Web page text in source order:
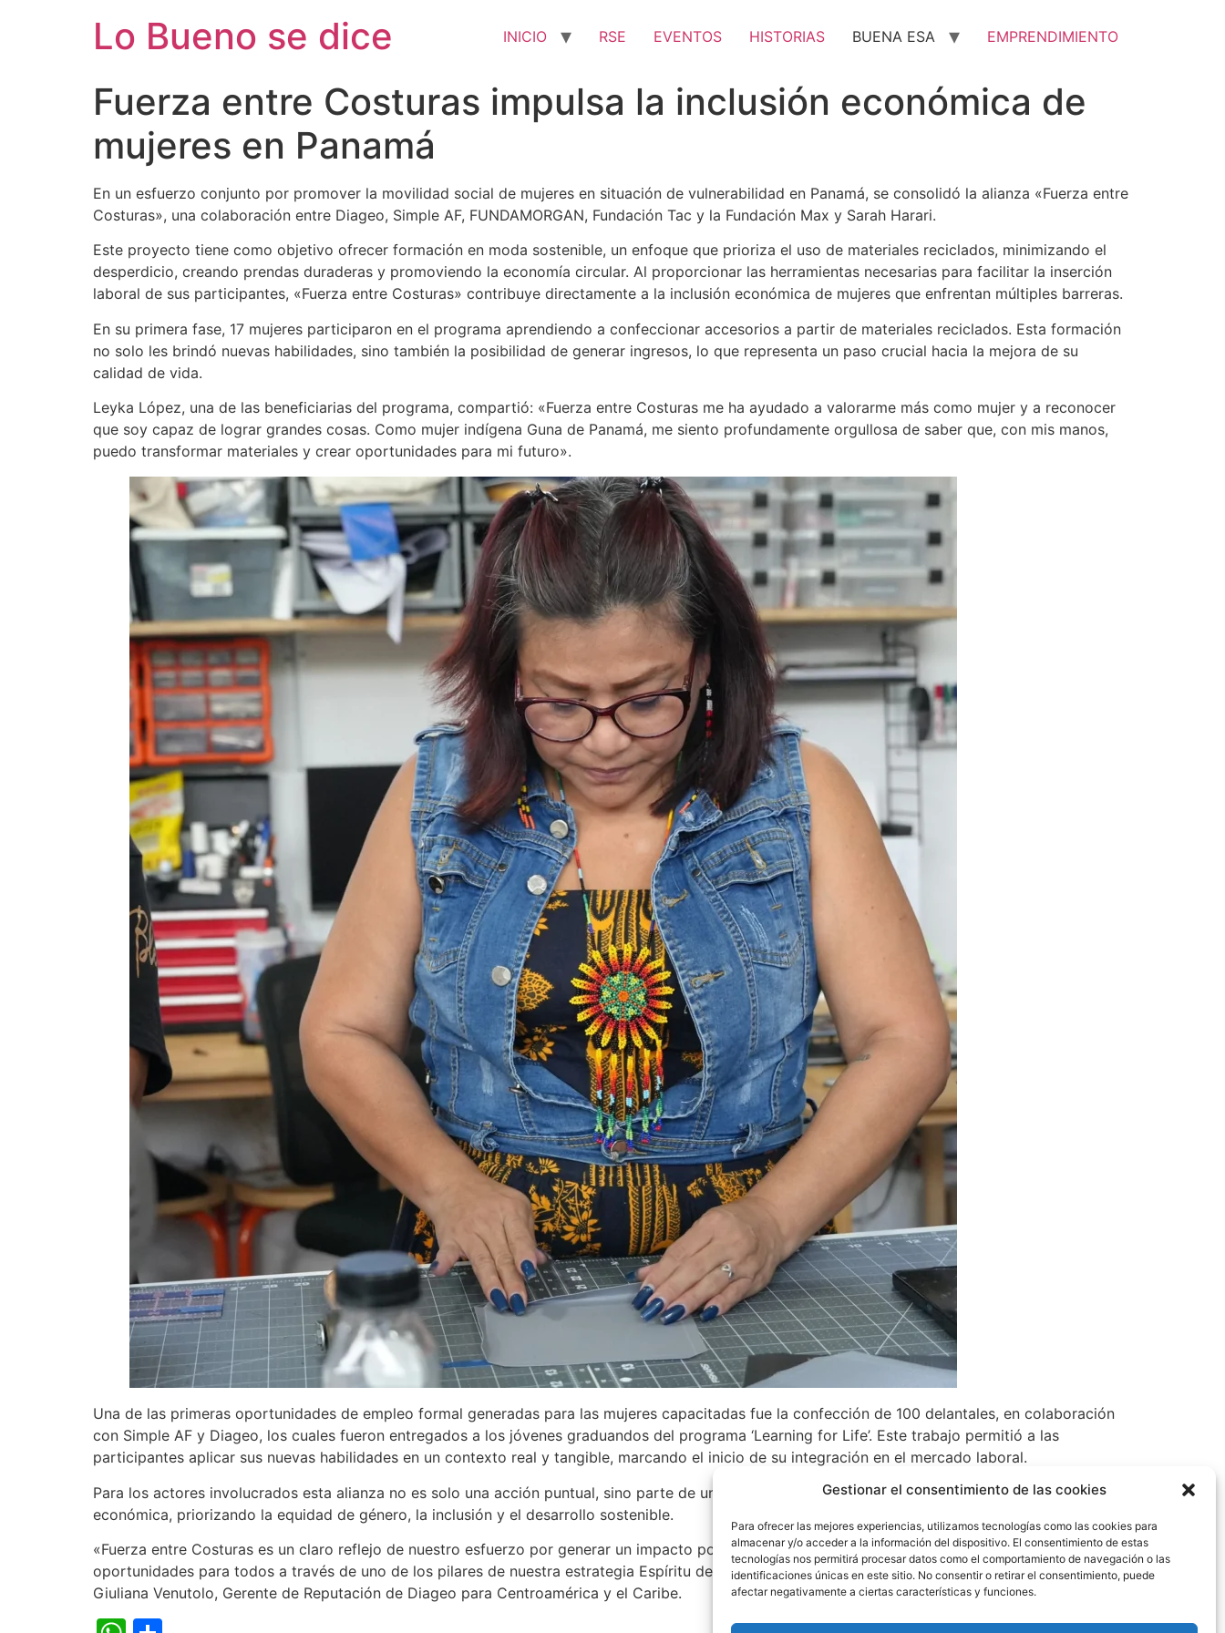
Gestionar el consentimiento de las cookies
Para ofrecer las mejores experiencias, utilizamos tecnologías como las cookies para
almacenar y/o acceder a la información del dispositivo. El consentimiento de estas
tecnologías nos permitirá procesar datos como el comportamiento de navegación o las
identificaciones únicas en este sitio. No consentir o retirar el consentimiento, puede
afectar negativamente a ciertas características y funciones.
Lo Bueno se dice INICIO RSE EVENTOS HISTORIAS BUENA ESA EMPRENDIMIENTO
Fuerza entre Costuras impulsa la inclusión económica de
mujeres en Panamá
En un esfuerzo conjunto por promover la movilidad social de mujeres en situación de vulnerabilidad en Panamá, se consolidó la alianza «Fuerza entre
Costuras», una colaboración entre Diageo, Simple AF, FUNDAMORGAN, Fundación Tac y la Fundación Max y Sarah Harari.
Este proyecto tiene como objetivo ofrecer formación en moda sostenible, un enfoque que prioriza el uso de materiales reciclados, minimizando el
desperdicio, creando prendas duraderas y promoviendo la economía circular. Al proporcionar las herramientas necesarias para facilitar la inserción
laboral de sus participantes, «Fuerza entre Costuras» contribuye directamente a la inclusión económica de mujeres que enfrentan múltiples barreras.
En su primera fase, 17 mujeres participaron en el programa aprendiendo a confeccionar accesorios a partir de materiales reciclados. Esta formación
no solo les brindó nuevas habilidades, sino también la posibilidad de generar ingresos, lo que representa un paso crucial hacia la mejora de su
calidad de vida.
Leyka López, una de las beneficiarias del programa, compartió: «Fuerza entre Costuras me ha ayudado a valorarme más como mujer y a reconocer
que soy capaz de lograr grandes cosas. Como mujer indígena Guna de Panamá, me siento profundamente orgullosa de saber que, con mis manos,
puedo transformar materiales y crear oportunidades para mi futuro».
Una de las primeras oportunidades de empleo formal generadas para las mujeres capacitadas fue la confección de 100 delantales, en colaboración
con Simple AF y Diageo, los cuales fueron entregados a los jóvenes graduandos del programa ‘Learning for Life’. Este trabajo permitió a las
participantes aplicar sus nuevas habilidades en un contexto real y tangible, marcando el inicio de su integración en el mercado laboral.
Para los actores involucrados esta alianza no es solo una acción puntual, sino parte de un compromiso constante para fomentar la movilidad social y
económica, priorizando la equidad de género, la inclusión y el desarrollo sostenible.
«Fuerza entre Costuras es un claro reflejo de nuestro esfuerzo por generar un impacto positivo y duradero en las comunidades, creando
oportunidades para todos a través de uno de los pilares de nuestra estrategia Espíritu de Progreso, como la Diversidad e Inclusión», mencionó
Giuliana Venutolo, Gerente de Reputación de Diageo para Centroamérica y el Caribe.